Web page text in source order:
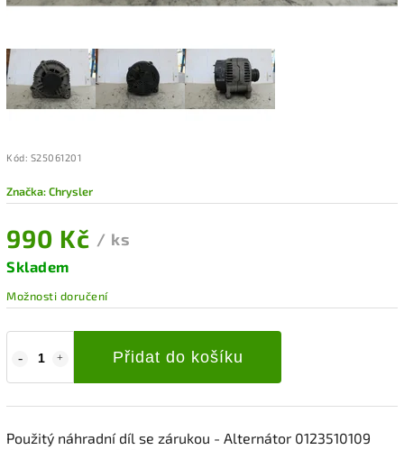
Kód: S25061201
Značka:Chrysler
990 Kč / ks
Skladem
Možnosti doručení
Přidat do košíku
Použitý náhradní díl se zárukou - Alternátor 0123510109